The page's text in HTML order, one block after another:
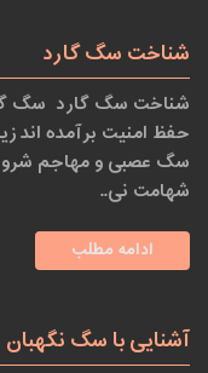
شناخت سگ گارد
شناخت سگ گارد سگ
حفظ امنیت برآمده اند
سگ عصبی و مهاجم
شهامت نی..
ادامه مطلب
آشنایی با سگ نگهبان